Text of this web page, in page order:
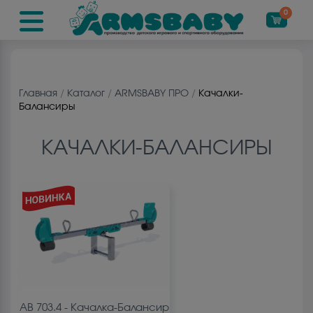
0
Главная / Каталог / ARMSBABY ПРО / Качалки-
Баланcиры
КАЧАЛКИ-БАЛАНCИРЫ
АВ 703.4 - Качалка-Балансир